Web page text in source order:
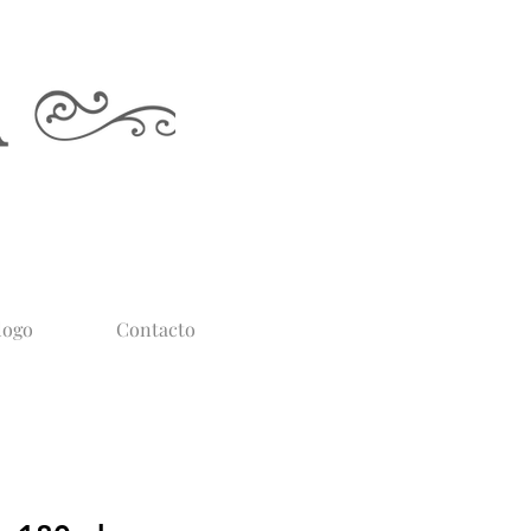
Contacto